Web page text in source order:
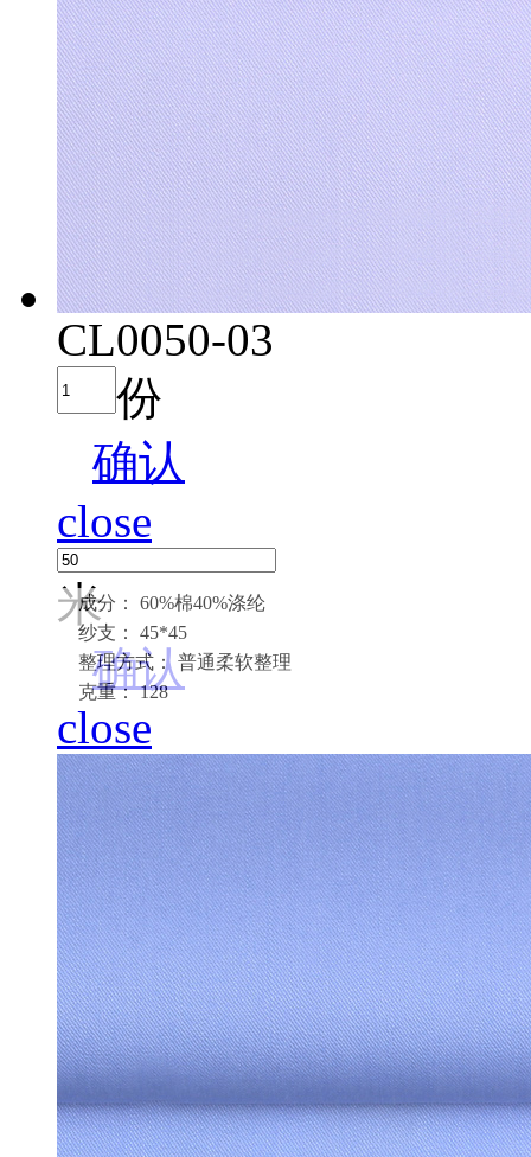
成分： 60%棉40%涤纶
纱支： 45*45
整理方式： 普通柔软整理
克重： 128
CL0050-03
份
确认
close
米
确认
close